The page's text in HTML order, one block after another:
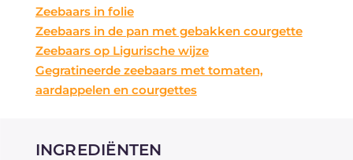
Zeebaars in folie
Zeebaars in de pan met gebakken courgette
Zeebaars op Ligurische wijze
Gegratineerde zeebaars met tomaten,
aardappelen en courgettes
INGREDIËNTEN